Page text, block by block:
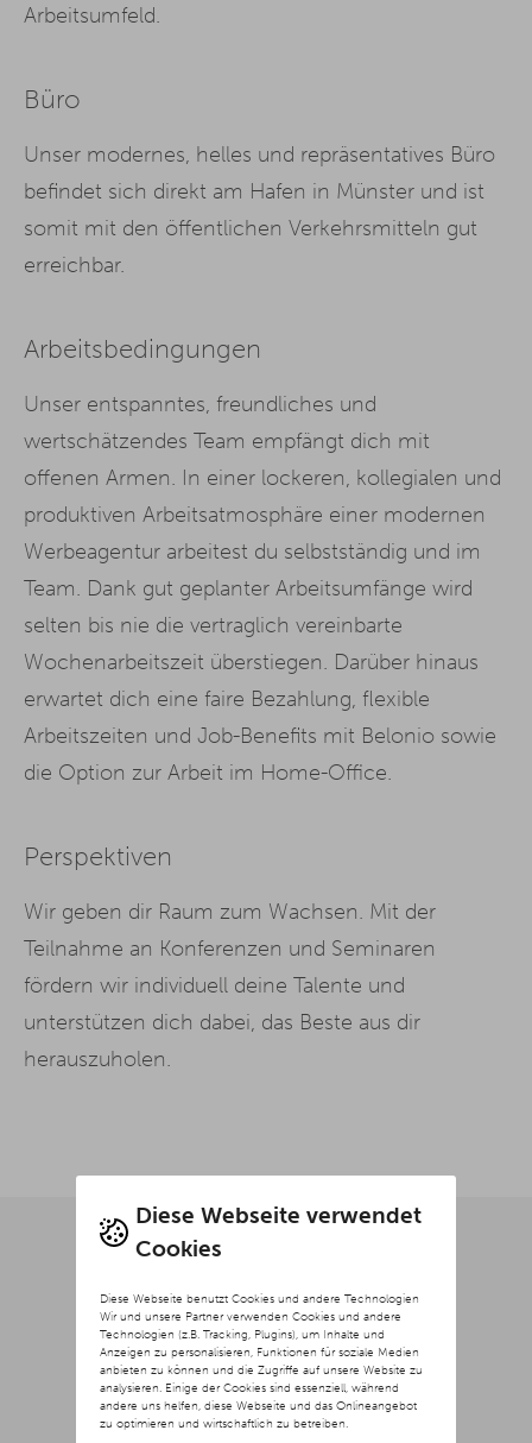
Diese Webseite verwendet
Cookies
Diese Webseite benutzt Cookies und andere Technologien
Wir und unsere Partner verwenden Cookies und andere
Technologien (z.B. Tracking, Plugins), um Inhalte und
Anzeigen zu personalisieren, Funktionen für soziale Medien
anbieten zu können und die Zugriffe auf unsere Website zu
analysieren. Einige der Cookies sind essenziell, während
andere uns helfen, diese Webseite und das Onlineangebot
zu optimieren und wirtschaftlich zu betreiben.
Arbeitsumfeld.
Büro
Unser modernes, helles und repräsentatives Büro
befindet sich direkt am Hafen in Münster und ist
somit mit den öffentlichen Verkehrsmitteln gut
erreichbar.
Arbeitsbedingungen
Unser entspanntes, freundliches und
wertschätzendes Team empfängt dich mit
offenen Armen. In einer lockeren, kollegialen und
produktiven Arbeitsatmosphäre einer modernen
Werbeagentur arbeitest du selbstständig und im
Team. Dank gut geplanter Arbeitsumfänge wird
selten bis nie die vertraglich vereinbarte
Wochenarbeitszeit überstiegen. Darüber hinaus
erwartet dich eine faire Bezahlung, flexible
Arbeitszeiten und Job-Benefits mit Belonio sowie
die Option zur Arbeit im Home-Office.
Perspektiven
Wir geben dir Raum zum Wachsen. Mit der
Teilnahme an Konferenzen und Seminaren
fördern wir individuell deine Talente und
unterstützen dich dabei, das Beste aus dir
herauszuholen.